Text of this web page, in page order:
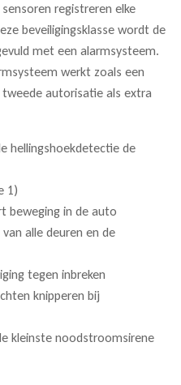
registreren elke
beveiligingsklasse wordt de
met een alarmsysteem.
werkt zoals een
autorisatie als extra
hellingshoekdetectie de
1)
beweging in de auto
alle deuren en de
tegen inbreken
knipperen bij
kleinste noodstroomsirene